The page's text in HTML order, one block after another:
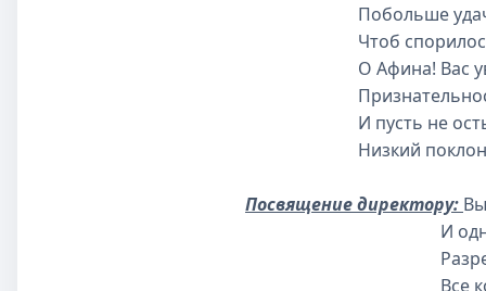
Побольше удач вам,
Чтоб спорилось
О Афина! Вас
Признательность
И пусть не остынет
Низкий поклон вам
Посвящение директору:
И одним
Разрешить
Все